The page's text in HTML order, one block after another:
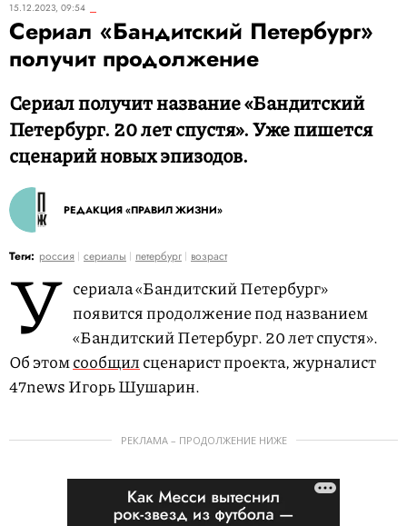
15.12.2023, 09:54
Сериал «Бандитский Петербург»
получит продолжение
Сериал получит название «Бандитский
Петербург. 20 лет спустя». Уже пишется
сценарий новых эпизодов.
РЕДАКЦИЯ «ПРАВИЛ ЖИЗНИ»
Теги: россия сериалы петербург возраст
У сериала «Бандитский Петербург»
появится продолжение под названием
«Бандитский Петербург. 20 лет спустя».
Об этомсообщилсценарист проекта, журналист
47news Игорь Шушарин.
РЕКЛАМА – ПРОДОЛЖЕНИЕ НИЖЕ